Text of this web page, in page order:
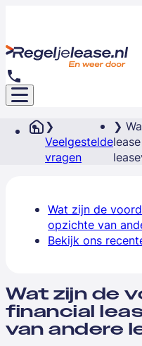
Veelgestelde
vragen
Wat zijn de
opzichte van
Bekijk ons
Wat zijn de
financial
van andere